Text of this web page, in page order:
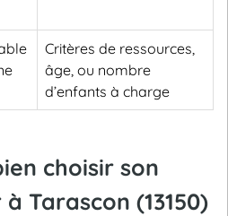
Critères de ressources,
âge, ou nombre
d’enfants à charge
choisir son
Tarascon (13150)